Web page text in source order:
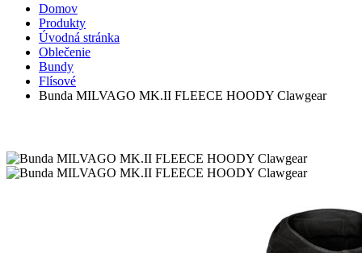
Domov
Produkty
Úvodná stránka
Oblečenie
Bundy
Flísové
Bunda MILVAGO MK.II FLEECE HOODY Clawgear